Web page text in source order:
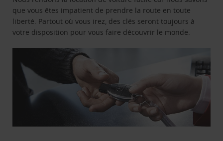
que vous êtes impatient de prendre la route en toute
liberté. Partout où vous irez, des clés seront toujours à
votre disposition pour vous faire découvrir le monde.